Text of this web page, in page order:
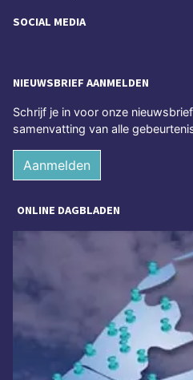
SOCIAL MEDIA
NIEUWSBRIEF AANMELDEN
Schrijf je in voor onze
samenvatting van alle
Aanmelden
ONLINE DAGBLADEN